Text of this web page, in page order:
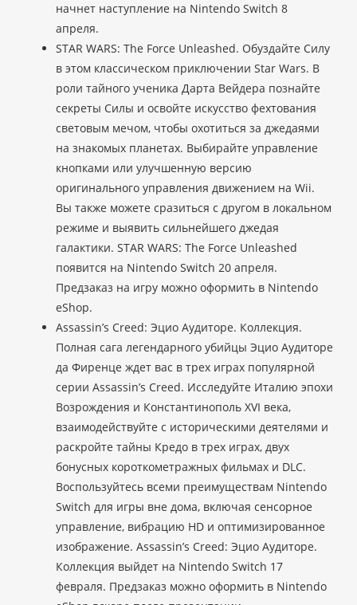
начнет наступление на Nintendo Switch 8
апреля.
STAR WARS: The Force Unleashed. Обуздайте Силу
в этом классическом приключении Star Wars. В
роли тайного ученика Дарта Вейдера познайте
секреты Силы и освойте искусство фехтования
световым мечом, чтобы охотиться за джедаями
на знакомых планетах. Выбирайте управление
кнопками или улучшенную версию
оригинального управления движением на Wii.
Вы также можете сразиться с другом в локальном
режиме и выявить сильнейшего джедая
галактики. STAR WARS: The Force Unleashed
появится на Nintendo Switch 20 апреля.
Предзаказ на игру можно оформить в Nintendo
eShop.
Assassin’s Creed: Эцио Аудиторе. Коллекция.
Полная сага легендарного убийцы Эцио Аудиторе
да Фиренце ждет вас в трех играх популярной
серии Assassin’s Creed. Исследуйте Италию эпохи
Возрождения и Константинополь XVI века,
взаимодействуйте с историческими деятелями и
раскройте тайны Кредо в трех играх, двух
бонусных короткометражных фильмах и DLC.
Воспользуйтесь всеми преимуществам Nintendo
Switch для игры вне дома, включая сенсорное
управление, вибрацию HD и оптимизированное
изображение. Assassin’s Creed: Эцио Аудиторе.
Коллекция выйдет на Nintendo Switch 17
февраля. Предзаказ можно оформить в Nintendo